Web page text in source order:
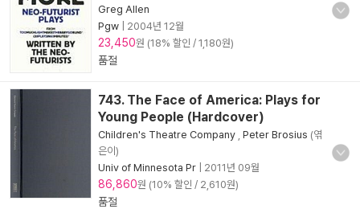
Greg Allen
Pgw
2004년 12월
23,450원 (18% 할인 / 1,180원)
품절
743. The Face of America: Plays for
Young People (Hardcover)
Children's Theatre Company Peter Brosius (엮
은이)
Univ of Minnesota Pr
2011년 09월
86,860원 (10% 할인 / 2,610원)
품절